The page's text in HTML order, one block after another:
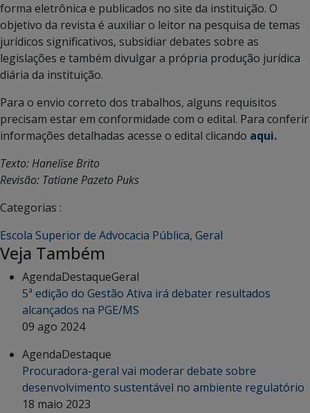
forma eletrônica e publicados no site da instituição. O
objetivo da revista é auxiliar o leitor na pesquisa de temas
jurídicos significativos, subsidiar debates sobre as
legislações e também divulgar a própria produção jurídica
diária da instituição.
Para o envio correto dos trabalhos, alguns requisitos
precisam estar em conformidade com o edital. Para conferir
informações detalhadas acesse o edital clicando aqui.
Texto: Hanelise Brito
Revisão: Tatiane Pazeto Puks
Categorias :
Escola Superior de Advocacia Pública, Geral
Veja Também
AgendaDestaqueGeral
5ª edição do Gestão Ativa irá debater resultados
alcançados na PGE/MS
09 ago 2024
AgendaDestaque
Procuradora-geral vai moderar debate sobre
desenvolvimento sustentável no ambiente regulatório
18 maio 2023